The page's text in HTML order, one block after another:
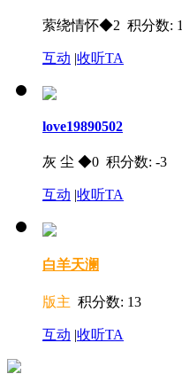
萦绕情怀◆2 积分数: 1
互动 |收听TA
love19890502
灰 尘 ◆0 积分数: -3
互动 |收听TA
白羊天澜
版主 积分数: 13
互动 |收听TA